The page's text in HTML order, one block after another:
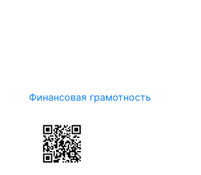
Финансовая грамотность